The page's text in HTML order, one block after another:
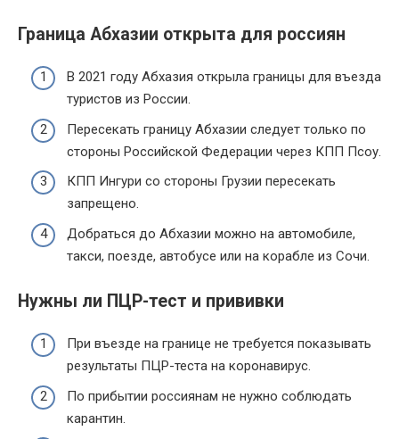
Граница Абхазии открыта для россиян
В 2021 году Абхазия открыла границы для въезда
туристов из России.
Пересекать границу Абхазии следует только по
стороны Российской Федерации через КПП Псоу.
КПП Ингури со стороны Грузии пересекать
запрещено.
Добраться до Абхазии можно на автомобиле,
такси, поезде, автобусе или на корабле из Сочи.
Нужны ли ПЦР-тест и прививки
При въезде на границе не требуется показывать
результаты ПЦР-теста на коронавирус.
По прибытии россиянам не нужно соблюдать
карантин.